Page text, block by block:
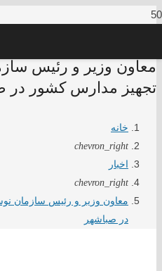
معاون وزیر و رئیس
تجهیز مدارس کشور در
خانه
chevron_right
اخبار
chevron_right
معاون وزیر و رئیس سازمان
در صباشهر